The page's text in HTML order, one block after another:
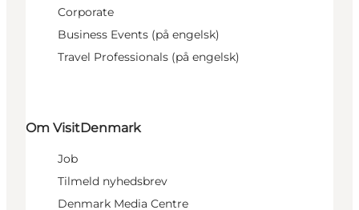
Corporate
Business Events (på engelsk)
Travel Professionals (på engelsk)
Om VisitDenmark
Job
Tilmeld nyhedsbrev
Denmark Media Centre